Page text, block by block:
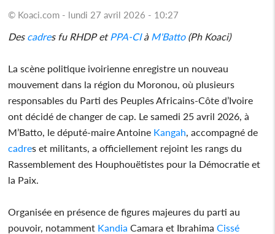
© Koaci.com - lundi 27 avril 2026 - 10:27
Des cadres fu RHDP etPPA-CIà M'Batto(Ph Koaci)
La scène politique ivoirienne enregistre un nouveau
mouvement dans la région du Moronou, où plusieurs
responsables du Parti des Peuples Africains-Côte d’Ivoire
ont décidé de changer de cap. Le samedi 25 avril 2026, à
M’Batto, le député-maire Antoine Kangah, accompagné de
cadres et militants, a officiellement rejoint les rangs du
Rassemblement des Houphouëtistes pour la Démocratie et
la Paix.
Organisée en présence de figures majeures du parti au
pouvoir, notamment Kandia Camara et IbrahimaCissé